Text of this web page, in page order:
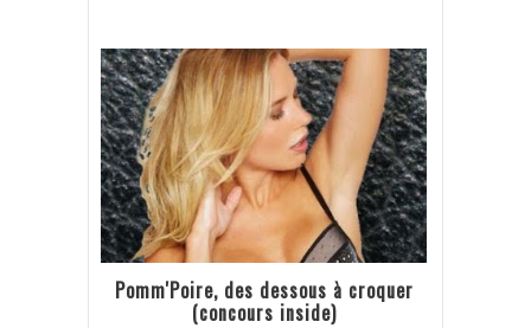
Pomm'Poire, des dessous à croquer
(concours inside)